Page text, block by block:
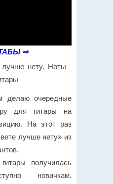
⇒
делаю очередные
для гитары на
На этот раз
лучше нету» из
получилась
новичкам.